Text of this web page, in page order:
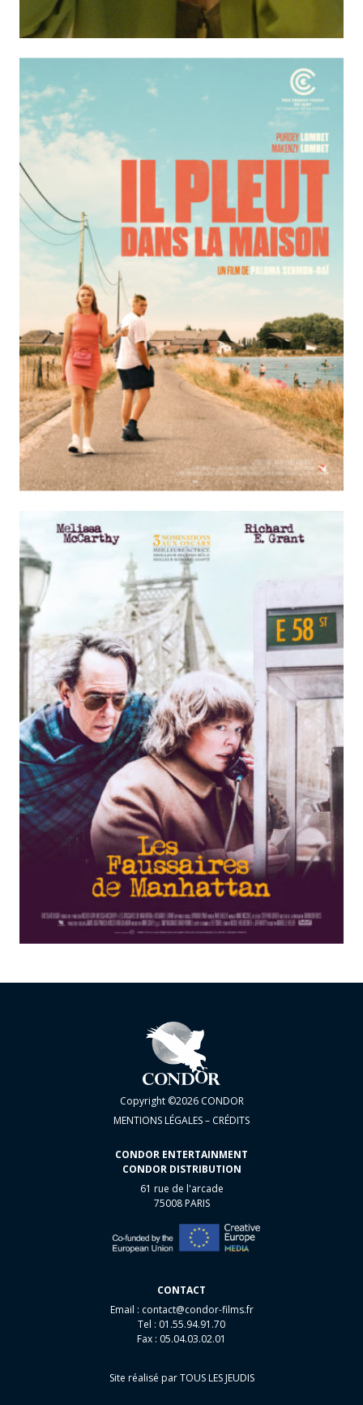
Copyright ©2026 CONDOR
MENTIONS LÉGALES – CRÉDITS
CONDOR ENTERTAINMENT
CONDOR DISTRIBUTION
61 rue de l'arcade
75008 PARIS
CONTACT
Email : contact@condor-films.fr
Tel : 01.55.94.91.70
Fax : 05.04.03.02.01
Site réalisé par TOUS LES JEUDIS